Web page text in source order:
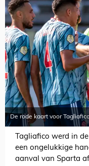
De rode kaart voor
Tagliafico werd in
een ongelukkige
aanval van Sparta